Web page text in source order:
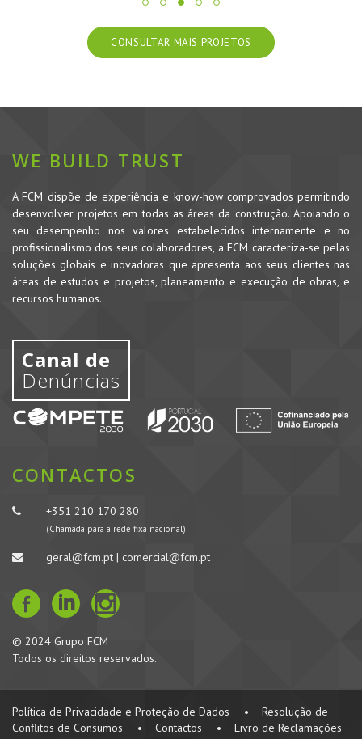
CONSULTAR MAIS PROJETOS
WE BUILD TRUST
A FCM dispõe de experiência e know-how comprovados permitindo
desenvolver projetos em todas as áreas da construção. Apoiando o
seu desempenho nos valores estabelecidos internamente e no
profissionalismo dos seus colaboradores, a FCM caracteriza-se pelas
soluções globais e inovadoras que apresenta aos seus clientes nas
áreas de estudos e projetos, planeamento e execução de obras, e
recursos humanos.
Canal de
Denúncias
CONTACTOS
+351 210 170 280
(Chamada para a rede fixa nacional)
geral@fcm.pt | comercial@fcm.pt
© 2024 Grupo FCM
Todos os direitos reservados.
Política de Privacidade e Proteção de Dados •
Resolução de
Conflitos de Consumos
• Contactos • Livro de Reclamações